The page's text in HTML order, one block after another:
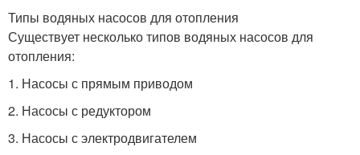
Типы водяных насосов для отопления
Существует несколько типов водяных насосов для
отопления:
1. Насосы с прямым приводом
2. Насосы с редуктором
3. Насосы с электродвигателем